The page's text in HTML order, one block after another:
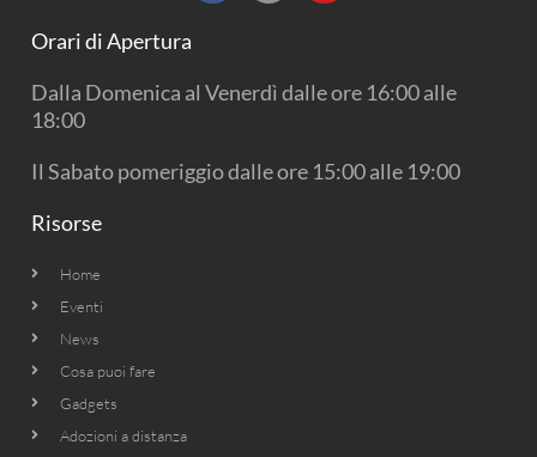
m
Orari di Apertura
Dalla Domenica al Venerdì dalle ore 16:00 alle
18:00
Il Sabato pomeriggio dalle ore 15:00 alle 19:00
Risorse
Home
Eventi
News
Cosa puoi fare
Gadgets
Adozioni a distanza